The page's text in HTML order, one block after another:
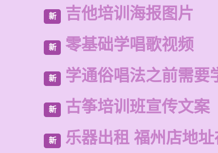
新 吉他培训海报图片
新 零基础学唱歌视频
新 学通俗唱法之前需要
新 古筝培训班宣传文案
新 乐器出租 福州店地